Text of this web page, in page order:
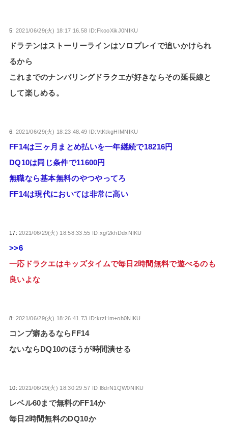
5: 2021/06/29(火) 18:17:16.58 ID:FkooXikJ0NIKU
ドラテンはストーリーラインはソロプレイで追いかけられ
るから
これまでのナンバリングドラクエが好きならその延長線と
して楽しめる。
6: 2021/06/29(火) 18:23:48.49 ID:VtKtkgHIMNIKU
FF14は三ヶ月まとめ払いを一年継続で18216円
DQ10は同じ条件で11600円
無職なら基本無料のやつやってろ
FF14は現代においては非常に高い
17:2021/06/29(火) 18:58:33.55 ID:xg/2khDdxNIKU
>>6
一応ドラクエはキッズタイムで毎日2時間無料で遊べるのも
良いよな
8: 2021/06/29(火) 18:26:41.73 ID:krzHm+oh0NIKU
コンプ癖あるならFF14
ないならDQ10のほうが時間潰せる
10:2021/06/29(火) 18:30:29.57 ID:l8drN1QW0NIKU
レベル60まで無料のFF14か
毎日2時間無料のDQ10か